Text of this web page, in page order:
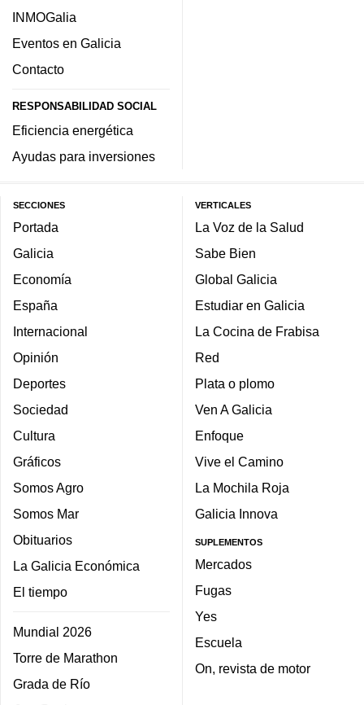
INMOGalia
Eventos en Galicia
Contacto
RESPONSABILIDAD SOCIAL
Eficiencia energética
Ayudas para inversiones
SECCIONES
Portada
Galicia
Economía
España
Internacional
Opinión
Deportes
Sociedad
Cultura
Gráficos
Somos Agro
Somos Mar
Obituarios
La Galicia Económica
El tiempo
Mundial 2026
Torre de Marathon
Grada de Río
VERTICALES
La Voz de la Salud
Sabe Bien
Global Galicia
Estudiar en Galicia
La Cocina de Frabisa
Red
Plata o plomo
Ven A Galicia
Enfoque
Vive el Camino
La Mochila Roja
Galicia Innova
SUPLEMENTOS
Mercados
Fugas
Yes
Escuela
On, revista de motor